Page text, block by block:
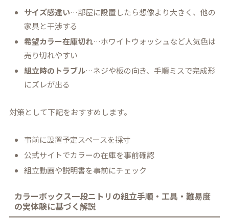
サイズ感違い…部屋に設置したら想像より大きく、他の
家具と干渉する
希望カラー在庫切れ…ホワイトウォッシュなど人気色は
売り切れやすい
組立時のトラブル…ネジや板の向き、手順ミスで完成形
にズレが出る
対策として下記をおすすめします。
事前に設置予定スペースを採寸
公式サイトでカラーの在庫を事前確認
組立動画や説明書を事前にチェック
カラーボックス一段ニトリの組立手順・工具・難易度
の実体験に基づく解説